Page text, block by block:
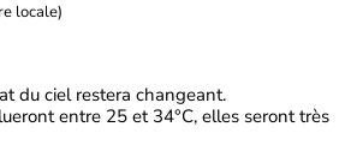
locale)
du ciel restera changeant.
entre 25 et 34°C, elles seront très